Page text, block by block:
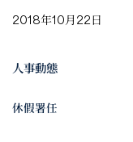
2018年10月22日
人事動態
休假署任